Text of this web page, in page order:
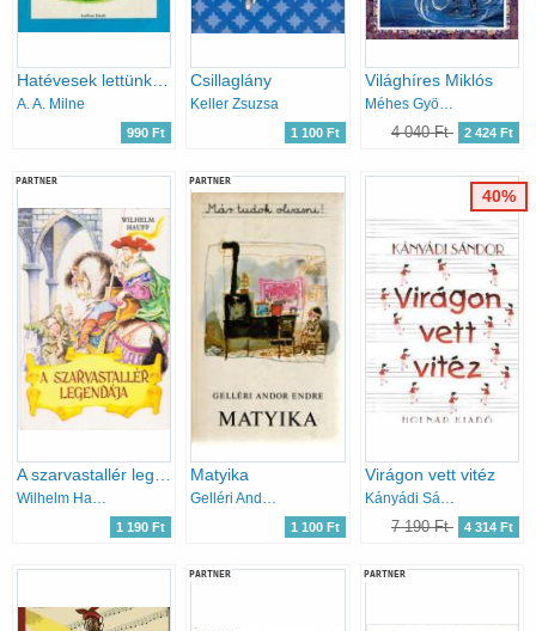
Hatévesek lettünk -Now We Are Six
A. A. Milne
990 Ft
Csillaglány
Keller Zsuzsa
1 100 Ft
Világhíres Miklós
Méhes György
4 040 Ft 2 424 Ft
PARTNER
Wilhelm Hauff
1 190 Ft
PARTNER
Matyika
Gelléri Andor Endre
1 100 Ft
Virágon vett vitéz
Kányádi Sándor
7 190 Ft 4 314 Ft
40%
PARTNER PARTNER